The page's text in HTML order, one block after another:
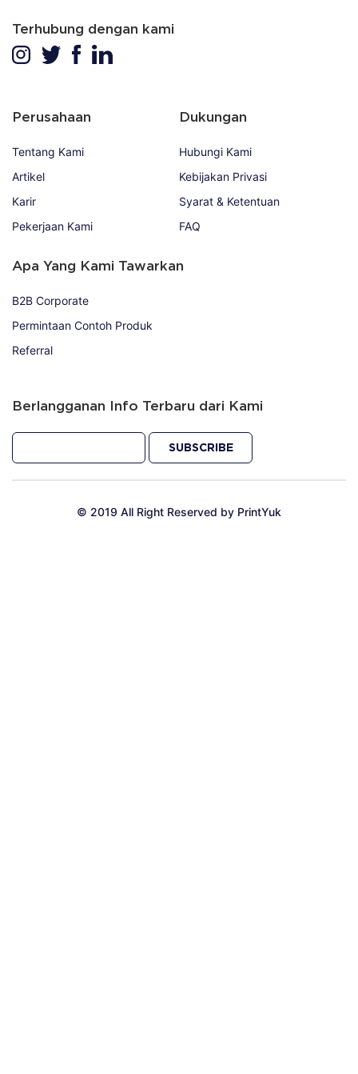
Terhubung dengan kami
Perusahaan
Tentang Kami
Artikel
Karir
Pekerjaan Kami
Dukungan
Hubungi Kami
Kebijakan Privasi
Syarat & Ketentuan
FAQ
Apa Yang Kami Tawarkan
B2B Corporate
Permintaan Contoh Produk
Referral
Berlangganan Info Terbaru dari Kami
SUBSCRIBE
© 2019 All Right Reserved by PrintYuk